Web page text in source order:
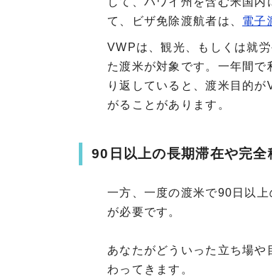
て、ビザ免除渡航者は、 電子
VWPは、観光、もしくは就
た渡米が対象です。一年間
り返していると、渡米目的
がることがあります。
90日以上の長期滞在や完
一方、一度の渡米で90日以
が必要です。
あなたがどういった立ち場
わってきます。